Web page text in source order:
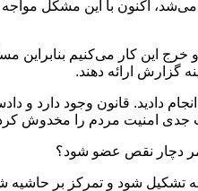
اکنون با این مشکل مواجه
کار می‌کنیم بنابراین
گزارش ارائه دهند.
دادید. قانون وجود دارد و
جدی امنیت مردم را مخدوش
دچار نقص عضو شود؟
تشکیل شود و تمرکز بر